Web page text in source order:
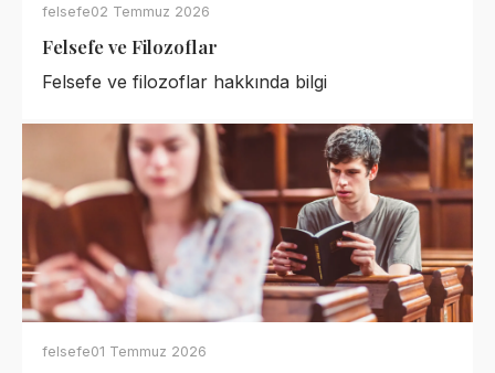
felsefe02 Temmuz 2026
Felsefe ve Filozoflar
Felsefe ve filozoflar hakkında bilgi
felsefe01 Temmuz 2026